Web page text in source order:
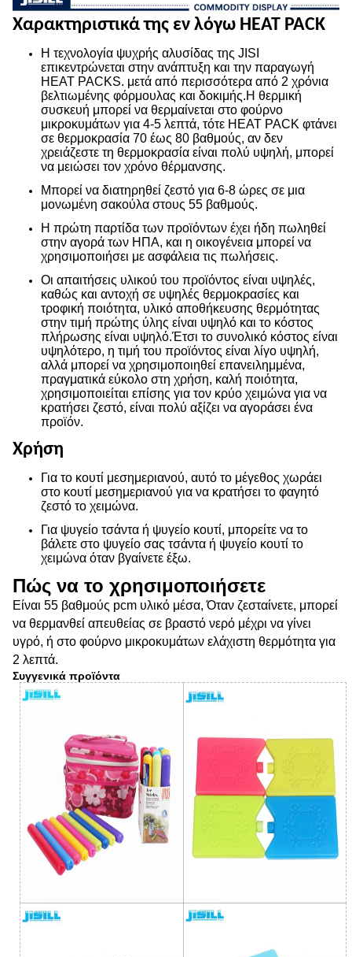
Χαρακτηριστικά της εν λόγω HEAT PACK
Η τεχνολογία ψυχρής αλυσίδας της JISI
επικεντρώνεται στην ανάπτυξη και την παραγωγή
HEAT PACKS. μετά από περισσότερα από 2 χρόνια
βελτιωμένης φόρμουλας και δοκιμής.Η θερμική
συσκευή μπορεί να θερμαίνεται στο φούρνο
μικροκυμάτων για 4-5 λεπτά, τότε HEAT PACK φτάνει
σε θερμοκρασία 70 έως 80 βαθμούς, αν δεν
χρειάζεστε τη θερμοκρασία είναι πολύ υψηλή, μπορεί
να μειώσει τον χρόνο θέρμανσης.
Μπορεί να διατηρηθεί ζεστό για 6-8 ώρες σε μια
μονωμένη σακούλα στους 55 βαθμούς.
Η πρώτη παρτίδα των προϊόντων έχει ήδη πωληθεί
στην αγορά των ΗΠΑ, και η οικογένεια μπορεί να
χρησιμοποιήσει με ασφάλεια τις πωλήσεις.
Οι απαιτήσεις υλικού του προϊόντος είναι υψηλές,
καθώς και αντοχή σε υψηλές θερμοκρασίες και
τροφική ποιότητα, υλικό αποθήκευσης θερμότητας
στην τιμή πρώτης ύλης είναι υψηλό και το κόστος
πλήρωσης είναι υψηλό.Έτσι το συνολικό κόστος είναι
υψηλότερο, η τιμή του προϊόντος είναι λίγο υψηλή,
αλλά μπορεί να χρησιμοποιηθεί επανειλημμένα,
πραγματικά εύκολο στη χρήση, καλή ποιότητα,
χρησιμοποιείται επίσης για τον κρύο χειμώνα για να
κρατήσει ζεστό, είναι πολύ αξίζει να αγοράσει ένα
προϊόν.
Χρήση
Για το κουτί μεσημεριανού, αυτό το μέγεθος χωράει
στο κουτί μεσημεριανού για να κρατήσει το φαγητό
ζεστό το χειμώνα.
Για ψυγείο τσάντα ή ψυγείο κουτί, μπορείτε να το
βάλετε στο ψυγείο σας τσάντα ή ψυγείο κουτί το
χειμώνα όταν βγαίνετε έξω.
Πώς να το χρησιμοποιήσετε
Είναι 55 βαθμούς pcm υλικό μέσα, Όταν ζεσταίνετε, μπορεί
να θερμανθεί απευθείας σε βραστό νερό μέχρι να γίνει
υγρό, ή στο φούρνο μικροκυμάτων ελάχιστη θερμότητα για
2 λεπτά.
Συγγενικά προϊόντα